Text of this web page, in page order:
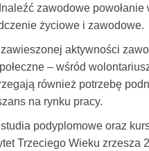
zawodowe powołanie
życiowe i zawodowe.
aktywności
– wśród
również potrzebę
na rynku pracy.
podyplomowe oraz
Trzeciego Wieku zrzesza